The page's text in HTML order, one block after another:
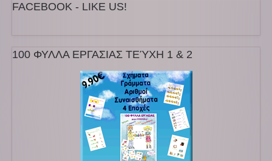
FACEBOOK - LIKE US!
100 ΦΥΛΛΑ ΕΡΓΑΣΙΑΣ ΤΕΎΧΗ 1 & 2